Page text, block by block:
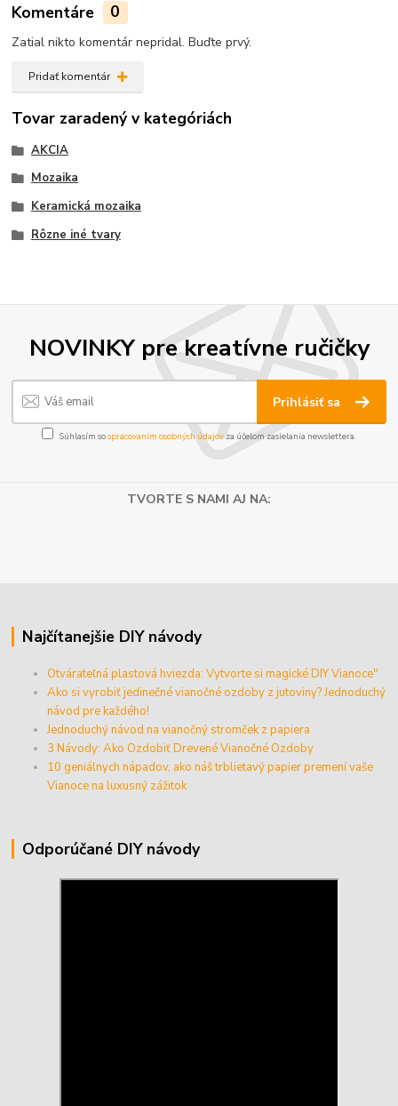
Komentáre 0
Zatial nikto komentár nepridal. Buďte prvý.
Pridať komentár
Tovar zaradený v kategóriách
AKCIA
Mozaika
Keramická mozaika
Rôzne iné tvary
NOVINKY pre kreatívne ručičky
Prihlásiť sa
Súhlasím sospracovaním osobných údajov za účelom zasielania newslettera.
TVORTE S NAMI AJ NA:
Najčítanejšie DIY návody
Otvárateľná plastová hviezda: Vytvorte si magické DIY Vianoce"
Ako si vyrobiť jedinečné vianočné ozdoby z jutoviny? Jednoduchý
návod pre každého!
Jednoduchý návod na vianočný stromček z papiera
3 Návody: Ako Ozdobiť Drevené Vianočné Ozdoby
10 geniálnych nápadov, ako náš trblietavý papier premení vaše
Vianoce na luxusný zážitok
Odporúčané DIY návody